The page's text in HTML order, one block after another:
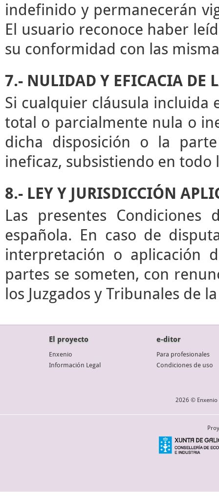
indefinido y permanecerán
El usuario reconoce haber
su conformidad con las
7.- NULIDAD Y EFICACIA DE
Si cualquier cláusula incluida
total o parcialmente nula o
dicha disposición o la
ineficaz, subsistiendo en todo
8.- LEY Y JURISDICCIÓN
Las presentes
española. En caso de
interpretación o aplicación
partes se someten, con
los Juzgados y Tribunales de
El proyecto
Enxenio
Información Legal
e-ditor
Para profesionales
Condiciones de uso
2026 © Enxenio